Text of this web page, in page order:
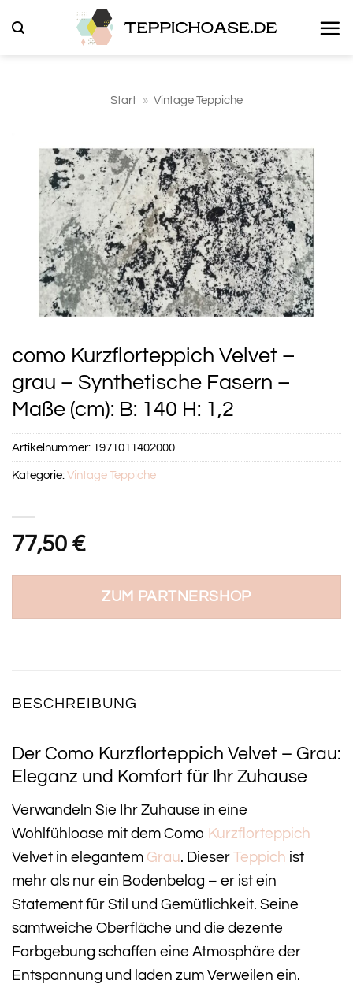
Inhalt
Start » Vintage Teppiche
como Kurzflorteppich Velvet –
grau – Synthetische Fasern –
Maße (cm): B: 140 H: 1,2
77,50 €
ZUM PARTNERSHOP
Artikelnummer: 1971011402000
Kategorie:Vintage Teppiche
BESCHREIBUNG
Der Como Kurzflorteppich Velvet – Grau:
Eleganz und Komfort für Ihr Zuhause
Verwandeln Sie Ihr Zuhause in eine
Wohlfühloase mit dem Como Kurzflorteppich
Velvet in elegantem Grau. Dieser Teppich ist
mehr als nur ein Bodenbelag – er ist ein
Statement für Stil und Gemütlichkeit. Seine
samtweiche Oberfläche und die dezente
Farbgebung schaffen eine Atmosphäre der
Entspannung und laden zum Verweilen ein.